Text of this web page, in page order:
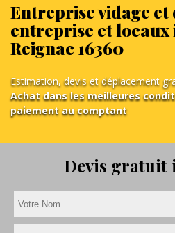
Entreprise vidage
entreprise et
Reignac 16360
Estimation, devis et déplacement
Achat dans les meilleures
paiement au comptant
Devis gratuit